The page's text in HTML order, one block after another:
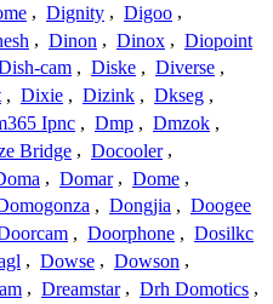
, Dignity , Digoo ,
, Dinon , Dinox , Diopoint
cam , Diske , Diverse ,
, Dixie , Dizink , Dkseg ,
Ipnc , Dmp , Dmzok ,
Bridge , Docooler ,
, Domar , Dome ,
, Dongjia , Doogee
, Doorphone , Dosilkc
, Dowse , Dowson ,
, Dreamstar , Drh Domotics ,